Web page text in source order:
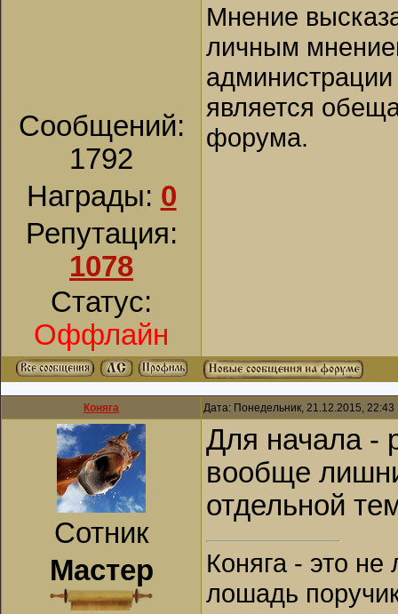
Сообщений:
1792
Награды: 0
Репутация:
1078
Статус:
Оффлайн
Мнение
личным
является
форума.
Коняга Дата: Понедельник, 21.12.2015,
Сотник
Мастер
Для начала -
вообще
отдельной
Коняга - это
лошадь